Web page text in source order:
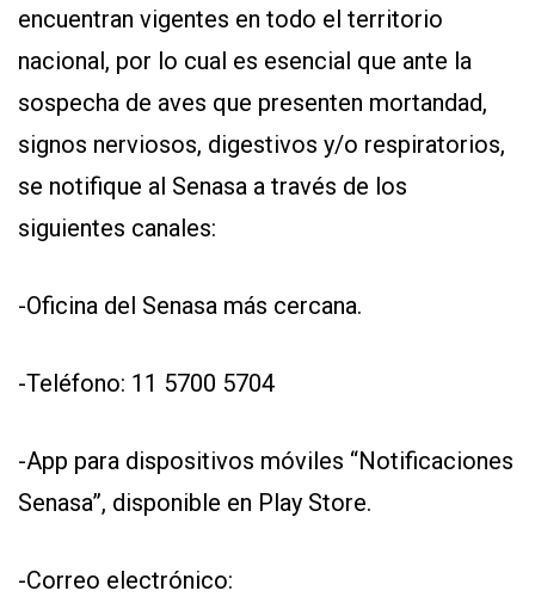
encuentran vigentes en todo el territorio
nacional, por lo cual es esencial que ante la
sospecha de aves que presenten mortandad,
signos nerviosos, digestivos y/o respiratorios,
se notifique al Senasa a través de los
siguientes canales:
-Oficina del Senasa más cercana.
-Teléfono: 11 5700 5704
-App para dispositivos móviles “Notificaciones
Senasa”, disponible en Play Store.
-Correo electrónico: